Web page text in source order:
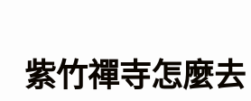
紫竹禪寺怎麼